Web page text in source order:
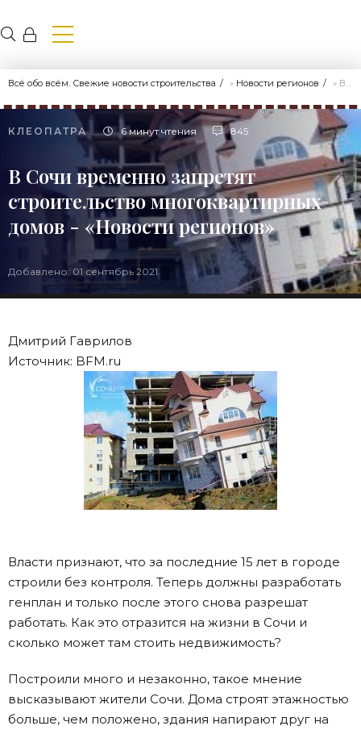
Всё обо всём. Свежие новости строительства » Новости регионов » В Сочи временно запретят строительство многоквартирных домов - «Новости регионов»
КЛЕОПАТРА 6 минут чтения 845
В Сочи временно запретят
строительство многоквартирных
домов - «Новости регионов»
Добавлено: 01 сентябрь 2021
Дмитрий Гаврилов
Источник: BFM.ru
Власти признают, что за последние 15 лет в городе
строили без контроля. Теперь должны разработать
генплан и только после этого снова разрешат
работать. Как это отразится на жизни в Сочи и
сколько может там стоить недвижимость?
Построили много и незаконно, такое мнение
высказывают жители Сочи. Дома строят этажностью
больше, чем положено, здания напирают друг на